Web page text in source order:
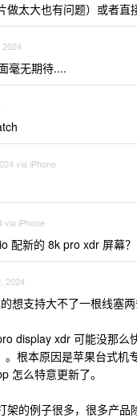
做太大也有问题）或者直
2024
毫无期待....
via iPhone
via iPhone
配新的 8k pro xdr 屏幕？
2024
想支持大不了一根线塞
display xdr 可能没那
根本原因是苹果台式机
怎么特意更新了。
架的例子很多，很多产品